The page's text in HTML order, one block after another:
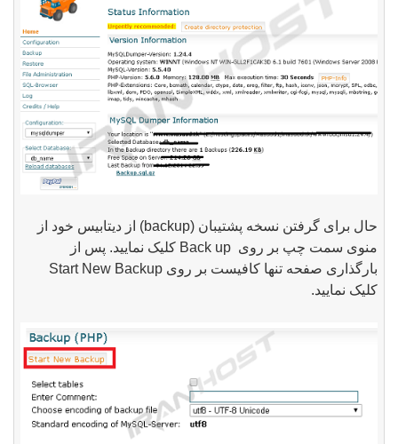
حال برای گرفتن نسخه پشتیبان (backup) از دیتابیس خود از
منوی سمت چپ بر روی Back up کلیک نمایید. پس از
بارگذاری صفحه تنها کافیست بر رویStart New Backup
کلیک نمایید.